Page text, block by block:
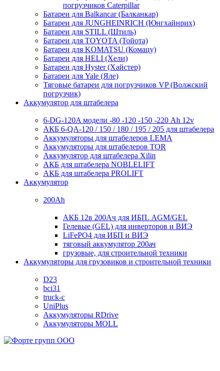
погрузчиков Caterpillar
Батареи для Balkancar (Балканкар)
Батареи для JUNGHEINRICH (Юнгхайнрих)
Батареи для STILL (Штиль)
Батареи для TOYOTA (Тойота)
Батареи для KOMATSU (Комацу)
Батареи для HELI (Хели)
Батареи для Hyster (Хайстер)
Батареи для Yale (Яле)
Тяговые батареи для погрузчиков VP (Волжский
погрузчик)
Аккумулятор для штабелера
6-DG-120A модели -80 -120 -150 -220 Ah 12v
АКБ 6-QA-120 / 150 / 180 / 195 / 205 для штабелера
Аккумуляторы для штабелеров LEMA
Аккумуляторы для штабелеров TOR
Аккумулятор для штабелера Xilin
АКБ для штабелера NOBLELIFT
АКБ для штабелера PROLIFT
Аккумулятор
200Ah
АКБ 12в 200Ач для ИБП. AGM/GEL
Гелевые (GEL) для инверторов и ВИЭ
LiFePO4 для ИБП и ВИЭ
тяговый аккумулятор 200ач
грузовые, для строительной техники
Аккумуляторы для грузовиков и строительной техники
D23
bci31
truck-c
UniPlus
Аккумуляторы RDrive
Аккумуляторы MOLL